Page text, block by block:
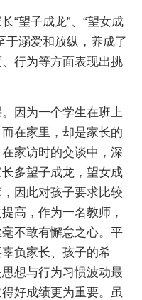
“望子成龙”、“望女成
于溺爱和放纵，养成了
行为等方面表现出挑
因为一个学生在班上
在家里，却是家长的
家访时的交谈中，深
多望子成龙，望女成
因此对孩子要求比较
高，作为一名教师，
不敢有懈怠之心。平
负家长、孩子的希
想与行为习惯波动最
好成绩更为重要。虽